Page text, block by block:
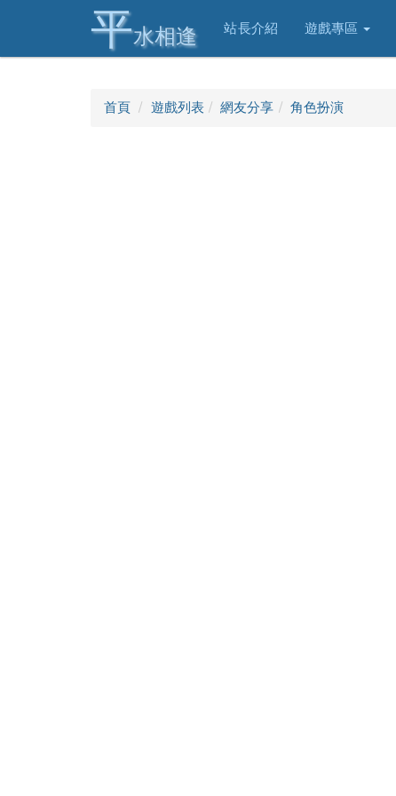
平水相逢 站長介紹 遊戲專區
首頁 遊戲列表 網友分享 角色扮演